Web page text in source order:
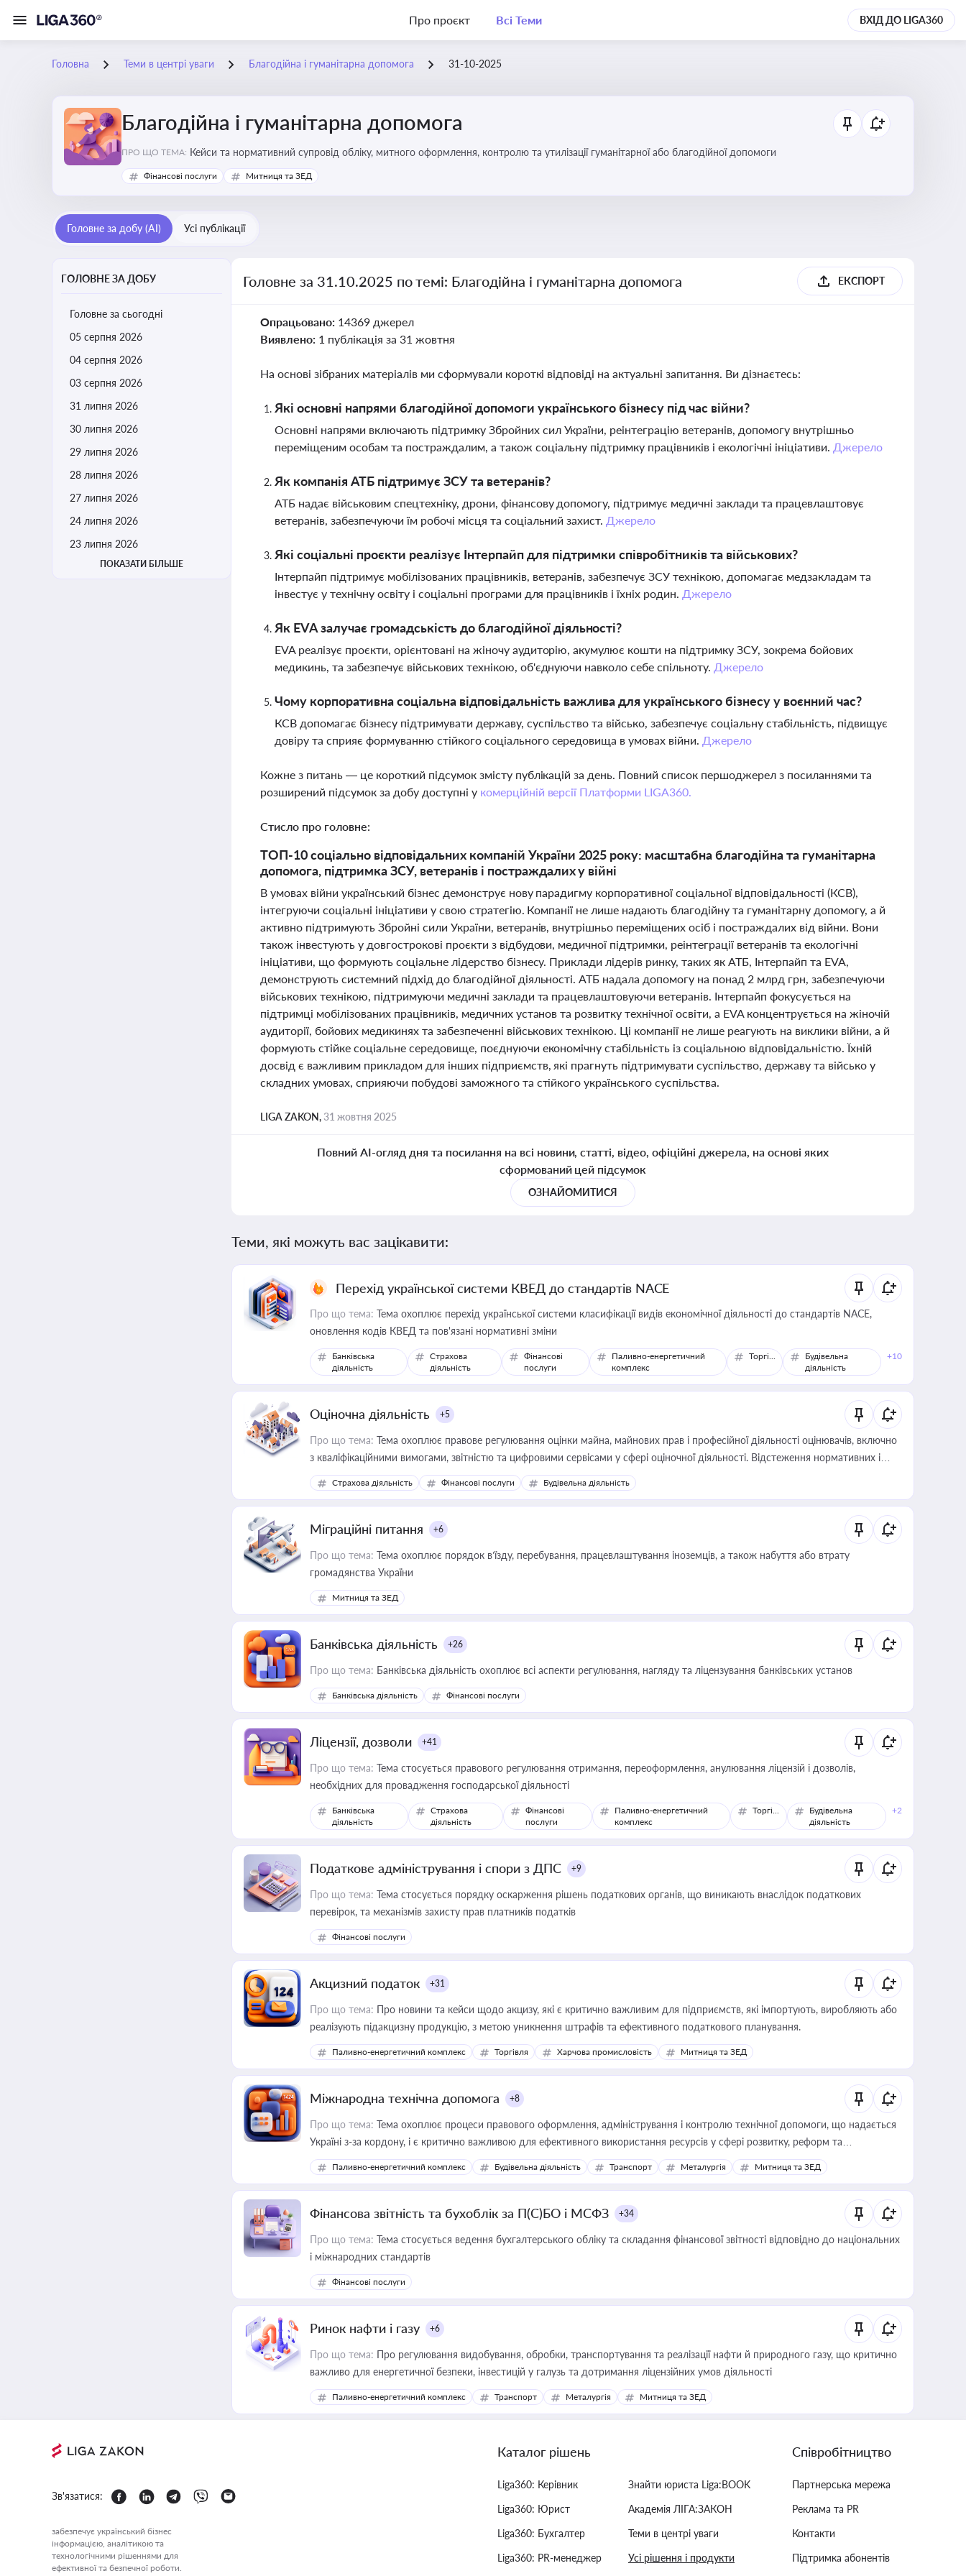
Про проєкт Всі Теми ВХІД ДО LIGA360
Головна Теми в центрі уваги Благодійна і гуманітарна допомога 31-10-2025
Благодійна і гуманітарна допомога
ПРО ЩО ТЕМА: Кейси та нормативний супровід обліку, митного оформлення, контролю та утилізації гуманітарної або благодійної допомоги
Фінансові послуги Митниця та ЗЕД
Головне за добу (AI) Усі публікації
ГОЛОВНЕ ЗА ДОБУ
Головне за сьогодні
05 серпня 2026
04 серпня 2026
03 серпня 2026
31 липня 2026
30 липня 2026
29 липня 2026
28 липня 2026
27 липня 2026
24 липня 2026
23 липня 2026
ПОКАЗАТИ БІЛЬШЕ
Головне за 31.10.2025 по темі: Благодійна і гуманітарна допомога ЕКСПОРТ
Опрацьовано: 14369 джерел
Виявлено: 1 публікація за 31 жовтня
На основі зібраних матеріалів ми сформували короткі відповіді на актуальні запитання. Ви дізнаєтесь:
Які основні напрями благодійної допомоги українського бізнесу під час війни?
Основні напрями включають підтримку Збройних сил України, реінтеграцію ветеранів, допомогу внутрішньо
переміщеним особам та постраждалим, а також соціальну підтримку працівників і екологічні ініціативи. Джерело
Як компанія АТБ підтримує ЗСУ та ветеранів?
АТБ надає військовим спецтехніку, дрони, фінансову допомогу, підтримує медичні заклади та працевлаштовує
ветеранів, забезпечуючи їм робочі місця та соціальний захист. Джерело
Які соціальні проєкти реалізує Інтерпайп для підтримки співробітників та військових?
Інтерпайп підтримує мобілізованих працівників, ветеранів, забезпечує ЗСУ технікою, допомагає медзакладам та
інвестує у технічну освіту і соціальні програми для працівників і їхніх родин. Джерело
Як EVA залучає громадськість до благодійної діяльності?
EVA реалізує проєкти, орієнтовані на жіночу аудиторію, акумулює кошти на підтримку ЗСУ, зокрема бойових
медикинь, та забезпечує військових технікою, об'єднуючи навколо себе спільноту. Джерело
Чому корпоративна соціальна відповідальність важлива для українського бізнесу у воєнний час?
КСВ допомагає бізнесу підтримувати державу, суспільство та військо, забезпечує соціальну стабільність, підвищує
довіру та сприяє формуванню стійкого соціального середовища в умовах війни. Джерело
Кожне з питань — це короткий підсумок змісту публікацій за день. Повний список першоджерел з посиланнями та
розширений підсумок за добу доступні у комерційній версії Платформи LIGA360.
Стисло про головне:
ТОП-10 соціально відповідальних компаній України 2025 року: масштабна благодійна та гуманітарна
допомога, підтримка ЗСУ, ветеранів і постраждалих у війні
В умовах війни український бізнес демонструє нову парадигму корпоративної соціальної відповідальності (КСВ),
інтегруючи соціальні ініціативи у свою стратегію. Компанії не лише надають благодійну та гуманітарну допомогу, а й
активно підтримують Збройні сили України, ветеранів, внутрішньо переміщених осіб і постраждалих від війни. Вони
також інвестують у довгострокові проєкти з відбудови, медичної підтримки, реінтеграції ветеранів та екологічні
ініціативи, що формують соціальне лідерство бізнесу. Приклади лідерів ринку, таких як АТБ, Інтерпайп та EVA,
демонструють системний підхід до благодійної діяльності. АТБ надала допомогу на понад 2 млрд грн, забезпечуючи
військових технікою, підтримуючи медичні заклади та працевлаштовуючи ветеранів. Інтерпайп фокусується на
підтримці мобілізованих працівників, медичних установ та розвитку технічної освіти, а EVA концентрується на жіночій
аудиторії, бойових медикинях та забезпеченні військових технікою. Ці компанії не лише реагують на виклики війни, а й
формують стійке соціальне середовище, поєднуючи економічну стабільність із соціальною відповідальністю. Їхній
досвід є важливим прикладом для інших підприємств, які прагнуть підтримувати суспільство, державу та військо у
складних умовах, сприяючи побудові заможного та стійкого українського суспільства.
LIGA ZAKON,31 жовтня 2025
Повний AI-огляд дня та посилання на всі новини, статті, відео, офіційні джерела, на основі яких
сформований цей підсумок
ОЗНАЙОМИТИСЯ
Теми, які можуть вас зацікавити:
Перехід української системи КВЕД до стандартів NACE
Про що тема: Тема охоплює перехід української системи класифікації видів економічної діяльності до стандартів NACE,
оновлення кодів КВЕД та пов'язані нормативні зміни
Банківська
діяльність
Страхова
діяльність
Фінансові
послуги
Паливно-енергетичний
комплекс
Торгівля
Будівельна
діяльність
+10
Оціночна діяльність +5
Про що тема: Тема охоплює правове регулювання оцінки майна, майнових прав і професійної діяльності оцінювачів, включно
з кваліфікаційними вимогами, звітністю та цифровими сервісами у сфері оціночної діяльності. Відстеження нормативних і
медійних змін у цій сфері корисне для власника бізнесу, керівника, юриста або бухгалтера під час оподаткування,
приватизації, оренди державного майна, корпоративних угод і перевірки статусу суб'єктів оціночної діяльності
Страхова діяльність Фінансові послуги Будівельна діяльність
Міграційні питання +6
Про що тема: Тема охоплює порядок в’їзду, перебування, працевлаштування іноземців, а також набуття або втрату
громадянства України
Митниця та ЗЕД
Банківська діяльність +26
Про що тема: Банківська діяльність охоплює всі аспекти регулювання, нагляду та ліцензування банківських установ
Банківська діяльність Фінансові послуги
Ліцензії, дозволи +41
Про що тема: Тема стосується правового регулювання отримання, переоформлення, анулювання ліцензій і дозволів,
необхідних для провадження господарської діяльності
Банківська
діяльність
Страхова
діяльність
Фінансові
послуги
Паливно-енергетичний
комплекс
Торгівля
Будівельна
діяльність
+2
Податкове адміністрування і спори з ДПС +9
Про що тема: Тема стосується порядку оскарження рішень податкових органів, що виникають внаслідок податкових
перевірок, та механізмів захисту прав платників податків
Фінансові послуги
Акцизний податок +31
Про що тема: Про новини та кейси щодо акцизу, які є критично важливим для підприємств, які імпортують, виробляють або
реалізують підакцизну продукцію, з метою уникнення штрафів та ефективного податкового планування.
Паливно-енергетичний комплекс Торгівля Харчова промисловість Митниця та ЗЕД
Міжнародна технічна допомога +8
Про що тема: Тема охоплює процеси правового оформлення, адміністрування і контролю технічної допомоги, що надається
Україні з-за кордону, і є критично важливою для ефективного використання ресурсів у сфері розвитку, реформ та
інфраструктурних проєктів
Паливно-енергетичний комплекс Будівельна діяльність Транспорт Металургія Митниця та ЗЕД
Фінансова звітність та бухоблік за П(С)БО і МСФЗ +34
Про що тема: Тема стосується ведення бухгалтерського обліку та складання фінансової звітності відповідно до національних
і міжнародних стандартів
Фінансові послуги
Ринок нафти і газу +6
Про що тема: Про регулювання видобування, обробки, транспортування та реалізації нафти й природного газу, що критично
важливо для енергетичної безпеки, інвестицій у галузь та дотримання ліцензійних умов діяльності
Паливно-енергетичний комплекс Транспорт Металургія Митниця та ЗЕД
Зв'язатися:
забезпечує український бізнес
інформацією, аналітикою та
технологічними рішеннями для
ефективної та безпечної роботи.
Каталог рішень
Liga360: Керівник
Liga360: Юрист
Liga360: Бухгалтер
Liga360: PR-менеджер
Знайти юриста Liga:BOOK
Академія ЛІГА:ЗАКОН
Теми в центрі уваги
Усі рішення і продукти
Співробітництво
Партнерська мережа
Реклама та PR
Контакти
Підтримка абонентів